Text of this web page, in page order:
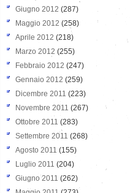
Giugno 2012 (287)
Maggio 2012 (258)
Aprile 2012 (218)
Marzo 2012 (255)
Febbraio 2012 (247)
Gennaio 2012 (259)
Dicembre 2011 (223)
Novembre 2011 (267)
Ottobre 2011 (283)
Settembre 2011 (268)
Agosto 2011 (155)
Luglio 2011 (204)
Giugno 2011 (262)